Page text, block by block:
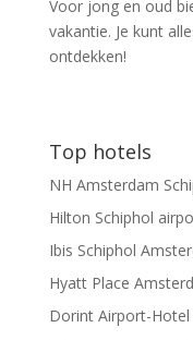
Voor jong en oud
vakantie. Je kunt
ontdekken!
Top hotels
NH Amsterdam
Hilton Schiphol
Ibis Schiphol
Hyatt Place
Dorint Airport-